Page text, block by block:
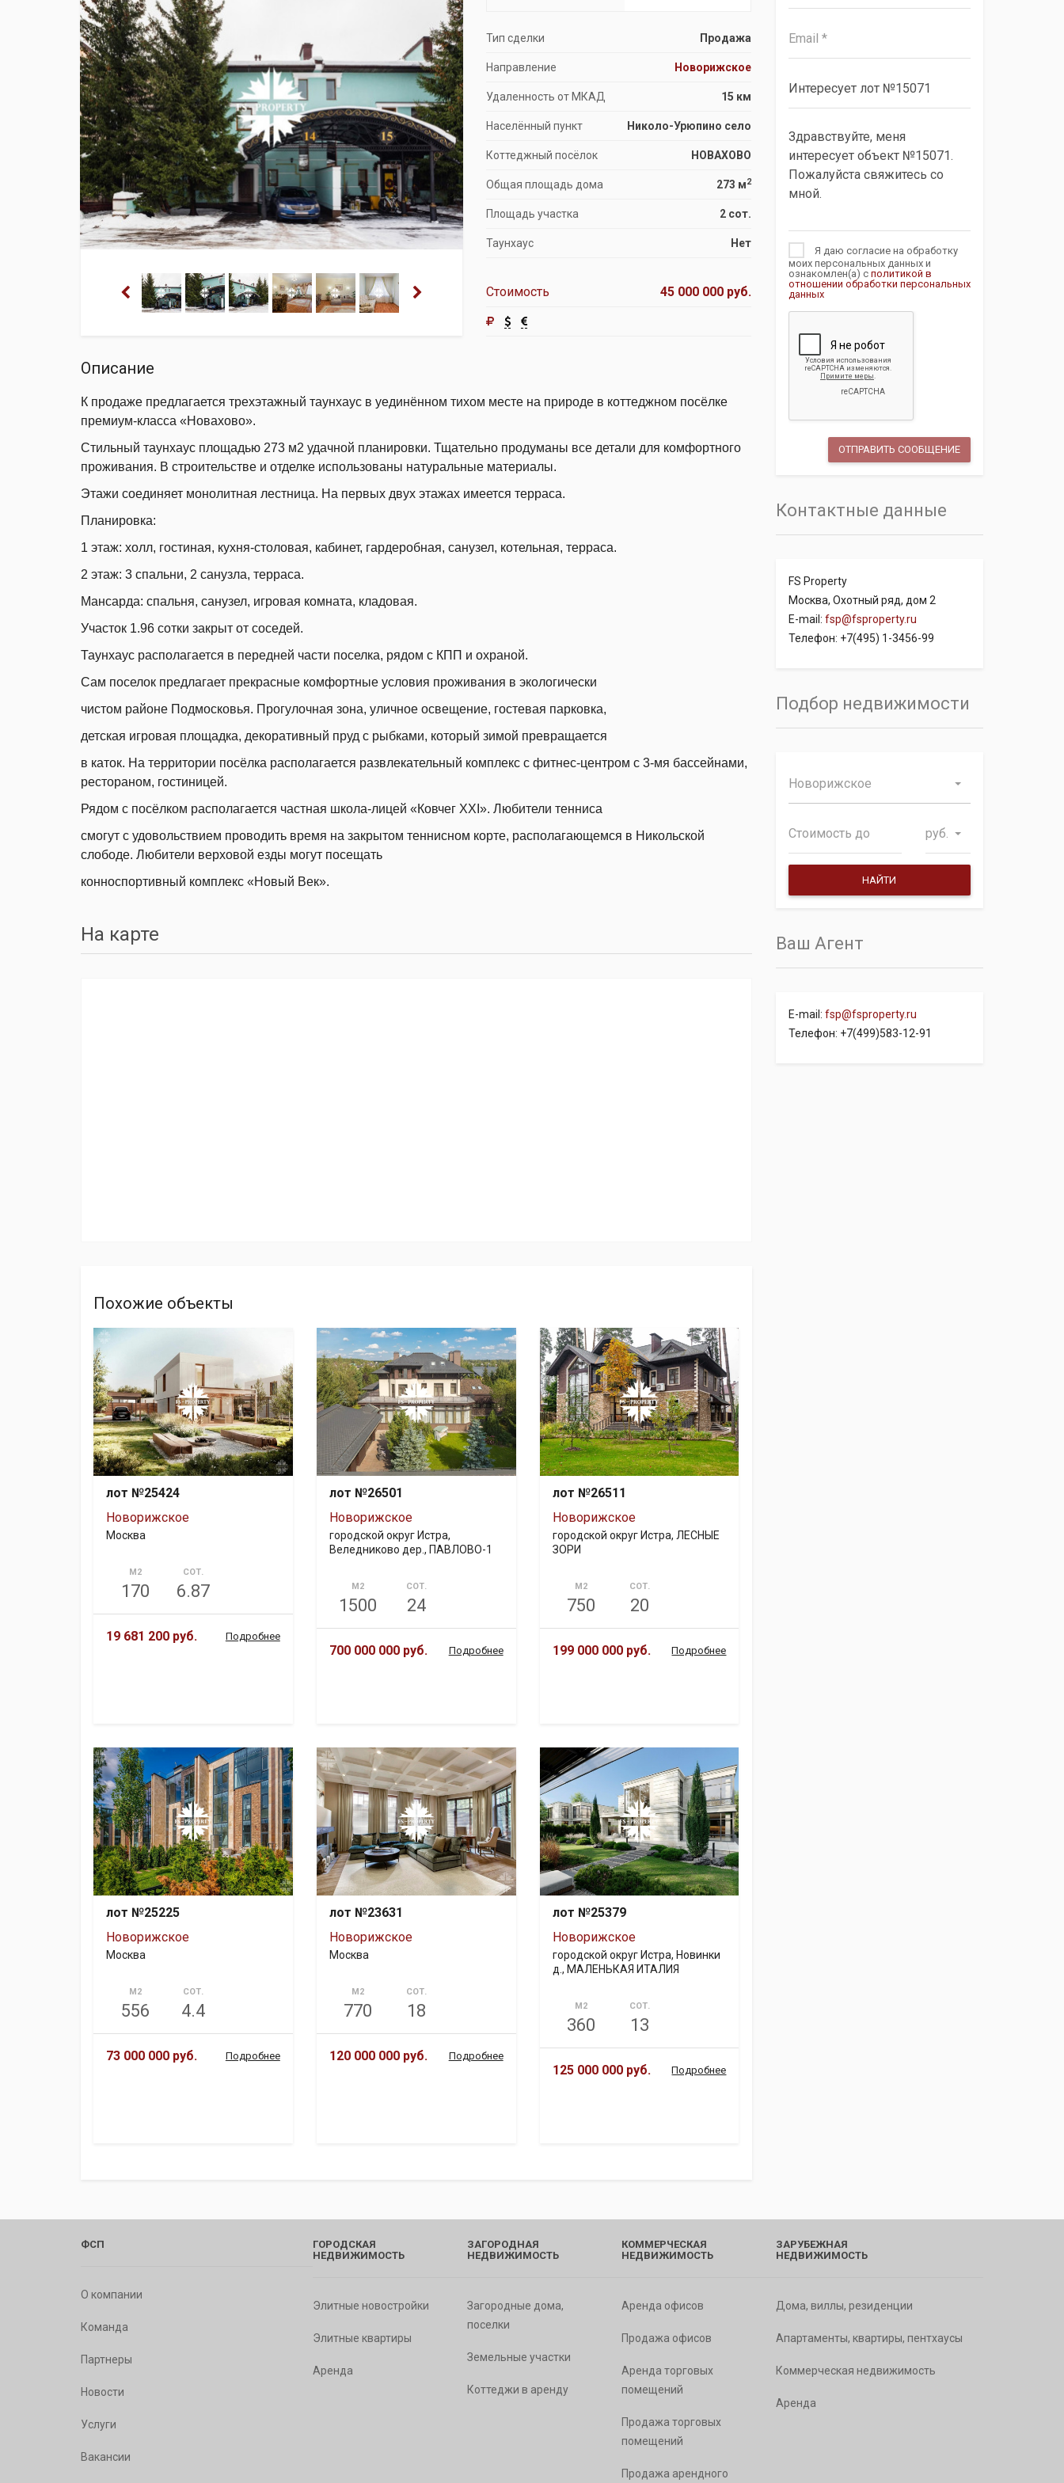
Продажа особняков
Помещения свободного назначения
Тип сделки Продажа
Направление Новорижское
Удаленность от МКАД 15 км
Населённый пункт Николо-Урюпино село
Коттеджный посёлок НОВАХОВО
Общая площадь дома 273 м2
Площадь участка 2 сот.
Таунхаус Нет
Стоимость 45 000 000 руб.
Описание
К продаже предлагается трехэтажный таунхаус в уединённом тихом месте на природе в коттеджном посёлке
премиум-класса «Новахово».
Стильный таунхаус площадью 273 м2 удачной планировки. Тщательно продуманы все детали для комфортного
проживания. В строительстве и отделке использованы натуральные материалы.
Этажи соединяет монолитная лестница. На первых двух этажах имеется терраса.
Планировка:
1 этаж: холл, гостиная, кухня-столовая, кабинет, гардеробная, санузел, котельная, терраса.
2 этаж: 3 спальни, 2 санузла, терраса.
Мансарда: спальня, санузел, игровая комната, кладовая.
Участок 1.96 сотки закрыт от соседей.
Таунхаус располагается в передней части поселка, рядом с КПП и охраной.
Сам поселок предлагает прекрасные комфортные условия проживания в экологически
чистом районе Подмосковья. Прогулочная зона, уличное освещение, гостевая парковка,
детская игровая площадка, декоративный пруд с рыбками, который зимой превращается
в каток. На территории посёлка располагается развлекательный комплекс с фитнес-центром с 3-мя бассейнами,
рестораном, гостиницей.
Рядом с посёлком располагается частная школа-лицей «Ковчег ХXI». Любители тенниса
смогут с удовольствием проводить время на закрытом теннисном корте, располагающемся в Никольской
слободе. Любители верховой езды могут посещать
конноспортивный комплекс «Новый Век».
На карте
Похожие объекты
лот №25424
Новорижское
Москва
М2
170
СОТ.
6.87
19 681 200 руб. Подробнее
лот №26501
Новорижское
городской округ Истра,
Веледниково дер., ПАВЛОВО-1
М2
1500
СОТ.
24
700 000 000 руб. Подробнее
лот №26511
Новорижское
городской округ Истра, ЛЕСНЫЕ
ЗОРИ
М2
750
СОТ.
20
199 000 000 руб. Подробнее
лот №25225
Новорижское
Москва
М2
556
СОТ.
4.4
73 000 000 руб. Подробнее
лот №23631
Новорижское
Москва
М2
770
СОТ.
18
120 000 000 руб. Подробнее
лот №25379
Новорижское
городской округ Истра, Новинки
д., МАЛЕНЬКАЯ ИТАЛИЯ
М2
360
СОТ.
13
125 000 000 руб. Подробнее
Я даю согласие на обработку
моих персональных данных и
ознакомлен(а) с политикой в
отношении обработки персональных
данных
Контактные данные
FS Property
Москва, Охотный ряд, дом 2
E-mail: fsp@fsproperty.ru
Телефон: +7(495) 1-3456-99
Подбор недвижимости
Новорижское
руб.
Ваш Агент
E-mail: fsp@fsproperty.ru
Телефон: +7(499)583-12-91
ФСП
О компании
Команда
Партнеры
Новости
Услуги
Вакансии
ГОРОДСКАЯ
НЕДВИЖИМОСТЬ
Элитные новостройки
Элитные квартиры
Аренда
ЗАГОРОДНАЯ
НЕДВИЖИМОСТЬ
Загородные дома,
поселки
Земельные участки
Коттеджи в аренду
КОММЕРЧЕСКАЯ
НЕДВИЖИМОСТЬ
Аренда офисов
Продажа офисов
Аренда торговых
помещений
Продажа торговых
помещений
Продажа арендного
ЗАРУБЕЖНАЯ
НЕДВИЖИМОСТЬ
Дома, виллы, резиденции
Апартаменты, квартиры, пентхаусы
Коммерческая недвижимость
Аренда